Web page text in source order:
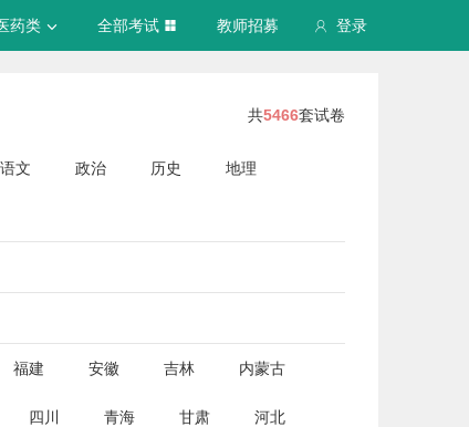
登录
药类 全部考试 教师招募
共5466套试卷
语文 政治 历史 地理
福建 安徽 吉林 内蒙古
四川 青海 甘肃 河北